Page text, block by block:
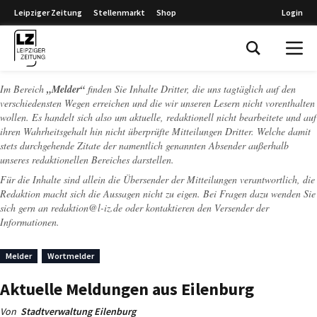
Leipziger Zeitung Stellenmarkt Shop Login
Im Bereich „Melder“ finden Sie Inhalte Dritter, die uns tagtäglich auf den
verschiedensten Wegen erreichen und die wir unseren Lesern nicht vorenthalten
wollen. Es handelt sich also um aktuelle, redaktionell nicht bearbeitete und auf
ihren Wahrheitsgehalt hin nicht überprüfte Mitteilungen Dritter. Welche damit
stets durchgehende Zitate der namentlich genannten Absender außerhalb
unseres redaktionellen Bereiches darstellen.
Für die Inhalte sind allein die Übersender der Mitteilungen verantwortlich, die
Redaktion macht sich die Aussagen nicht zu eigen. Bei Fragen dazu wenden Sie
sich gern an redaktion@l-iz.de oder kontaktieren den Versender der
Informationen.
Melder Wortmelder
Aktuelle Meldungen aus Eilenburg
Von Stadtverwaltung Eilenburg